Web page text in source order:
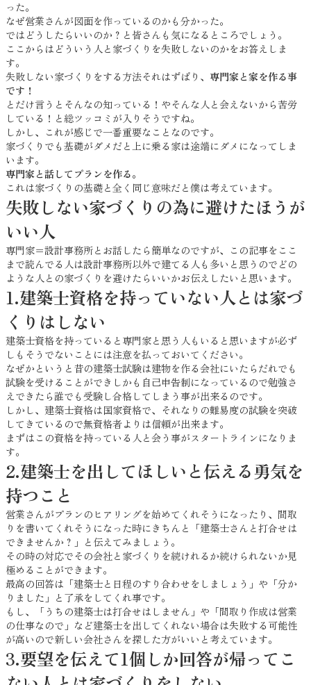
った。
なぜ営業さんが図面を作っているのかも分かった。
ではどうしたらいいのか？と皆さんも気になるところでしょう。
ここからはどういう人と家づくりを失敗しないのかをお答えしま
す。
失敗しない家づくりをする方法それはずばり、 専門家と家を作る事
です！
とだけ言うとそんなの知っている！やそんな人と会えないから苦労
している！と総ツッコミが入りそうですね。
しかし、これが感じで一番重要なことなのです。
家づくりでも基礎がダメだと上に乗る家は途端にダメになってしま
います。
専門家と話してプランを作る。
これは家づくりの基礎と全く同じ意味だと僕は考えています。
失敗しない家づくりの為に避けたほうが
いい人
専門家＝設計事務所とお話したら簡単なのですが、この記事をここ
まで読んでる人は設計事務所以外で建てる人も多いと思うのでどの
ような人との家づくりを避けたらいいかお伝えしたいと思います。
1.建築士資格を持っていない人とは家づ
くりはしない
建築士資格を持っていると専門家と思う人もいると思いますが必ず
しもそうでないことには注意を払っておいてください。
なぜかというと昔の建築士試験は建物を作る会社にいたらだれでも
試験を受けることができしかも自己申告制になっているので勉強さ
えできたら誰でも受験し合格してしまう事が出来るのです。
しかし、建築士資格は国家資格で、それなりの難易度の試験を突破
してきているので無資格者よりは信頼が出来ます。
まずはこの資格を持っている人と会う事がスタートラインになりま
す。
2.建築士を出してほしいと伝える勇気を
持つこと
営業さんがプランのヒアリングを始めてくれそうになったり、間取
りを書いてくれそうになった時にきちんと「建築士さんと打合せは
できませんか？」と伝えてみましょう。
その時の対応でその会社と家づくりを続けれるか続けられないか見
極めることができます。
最高の回答は「建築士と日程のすり合わせをしましょう」や「分か
りました」と了承をしてくれ事です。
もし、「うちの建築士は打合せはしません」や「間取り作成は営業
の仕事なので」など建築士を出してくれない場合は失敗する可能性
が高いので新しい会社さんを探した方がいいと考えています。
3.要望を伝えて1個しか回答が帰ってこ